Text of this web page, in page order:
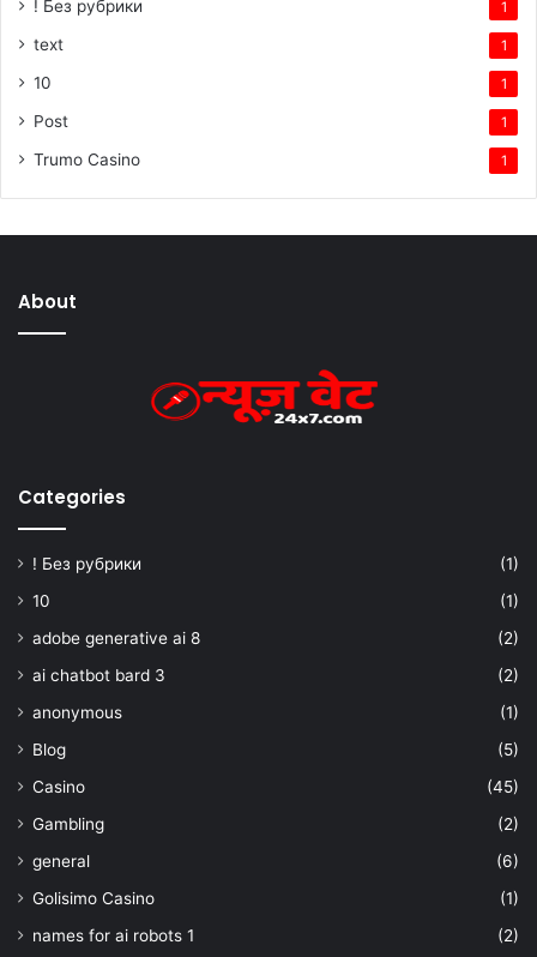
! Без рубрики 1
text 1
10 1
Post 1
Trumo Casino 1
About
Categories
! Без рубрики
(1)
10
(1)
adobe generative ai 8
(2)
ai chatbot bard 3
(2)
anonymous
(1)
Blog
(5)
Casino
(45)
Gambling
(2)
general
(6)
Golisimo Casino
(1)
names for ai robots 1
(2)